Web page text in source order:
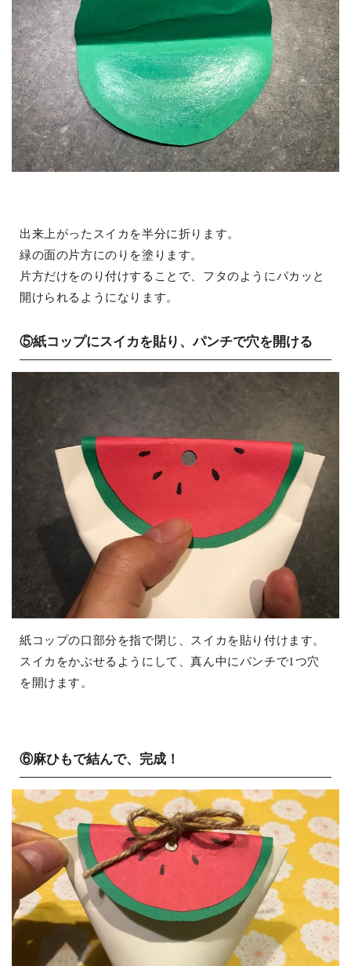
出来上がったスイカを半分に折ります。
緑の面の片方にのりを塗ります。
片方だけをのり付けすることで、フタのようにパカッと
開けられるようになります。
⑤紙コップにスイカを貼り、パンチで穴を開ける
紙コップの口部分を指で閉じ、スイカを貼り付けます。
スイカをかぶせるようにして、真ん中にパンチで1つ穴
を開けます。
⑥麻ひもで結んで、完成！